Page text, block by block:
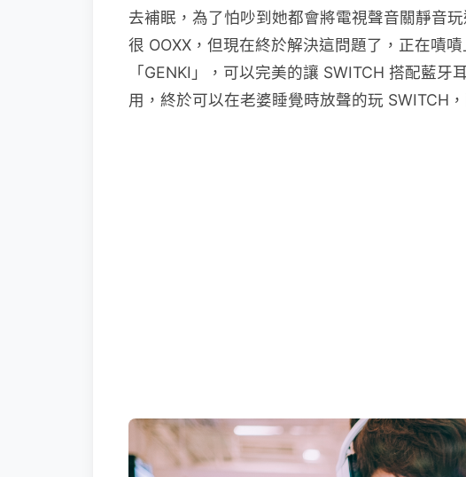
去補眠，為了怕吵到她都會將電視聲音關靜音
很 OOXX，但現在終於解決這問題了，正在嘖
「GENKI」，可以完美的讓 SWITCH 搭配藍
用，終於可以在老婆睡覺時放聲的玩 SWITCH